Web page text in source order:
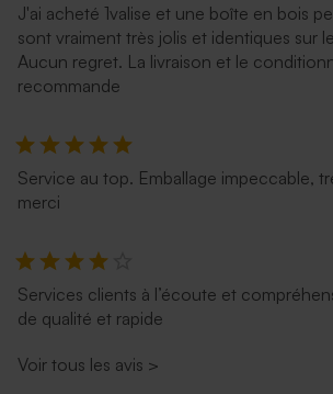
J'ai acheté 1valise et une boîte en bois
sont vraiment très jolis et identiques sur
Aucun regret. La livraison et le
recommande
Service au top. Emballage impeccable,
merci
Services clients à l’écoute et
de qualité et rapide
Voir tous les avis >